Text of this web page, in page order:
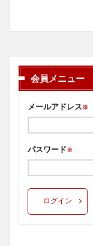
会員メニュー
メールアドレス※
パスワード※
ログイン